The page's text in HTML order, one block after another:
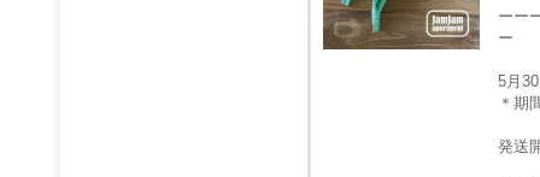
ーー
ー
5月
＊期
発送